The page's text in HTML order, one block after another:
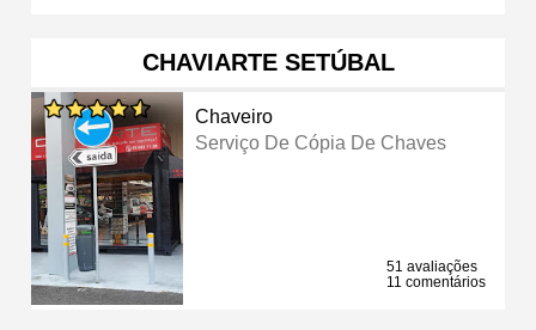
CHAVIARTE SETÚBAL
Chaveiro
Serviço De Cópia De Chaves
51 avaliações
11 comentários